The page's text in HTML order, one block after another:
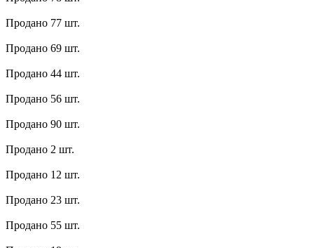
Продано 77 шт.
Продано 69 шт.
Продано 44 шт.
Продано 56 шт.
Продано 90 шт.
Продано 2 шт.
Продано 12 шт.
Продано 23 шт.
Продано 55 шт.